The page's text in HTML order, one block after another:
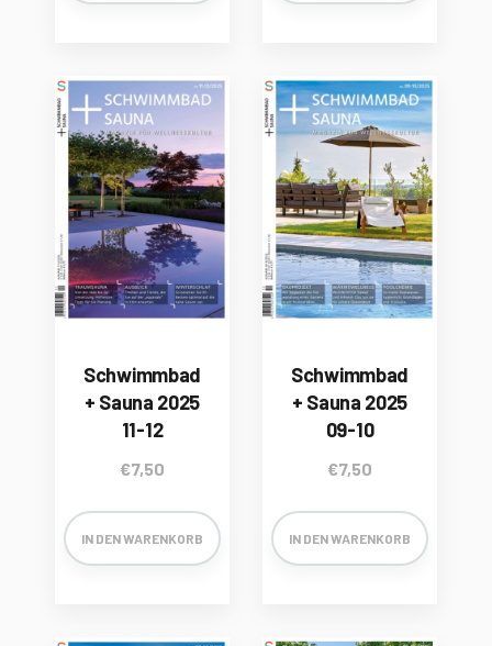
Schwimmbad
+ Sauna 2025
11-12
€7,50
IN DEN WARENKORB
Schwimmbad
+ Sauna 2025
09-10
€7,50
IN DEN WARENKORB